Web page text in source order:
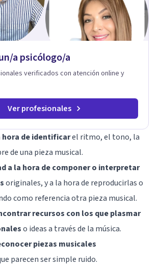
a psicólogo/a
verificados con atención online y
Ver profesionales
hora de identificarel ritmo, el tono, la
de una pieza musical.
a la hora de componer o interpretar
originales, y a la hora de reproducirlas o
como referencia otra pieza musical.
recursos con los que plasmar
o ideas a través de la música.
piezas musicales
parecen ser simple ruido.